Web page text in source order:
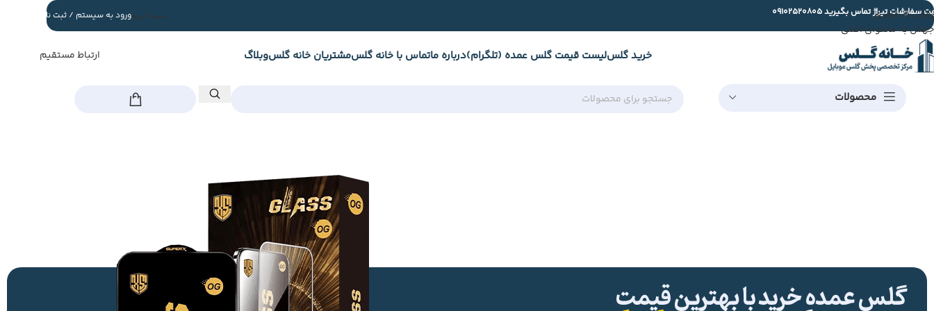
رفتن به ناوبری
جهش به محتوای اصلی
09102520805سفارشات تیراژ تماس بگیرید سبد خریدورود به سیستم / ثبت نام
خرید گلسلیست قیمت گلس عمده (تلگرام)درباره ماتماس با خانه گلسمشتریان خانه گلسوبلاگ ارتباط مستقیم
محصولات
گلس عمده خرید با بهترین قیمت